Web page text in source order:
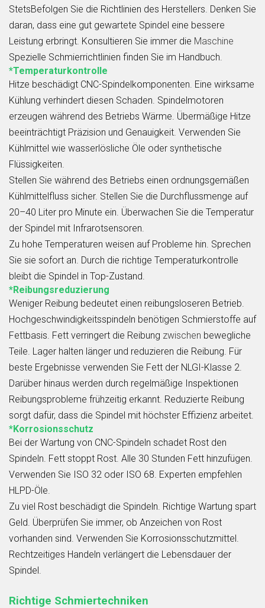
StetsBefolgen Sie die Richtlinien des Herstellers. Denken Sie
daran, dass eine gut gewartete Spindel eine bessere
Leistung erbringt. Konsultieren Sie immer die Maschine
Spezielle Schmierrichtlinien finden Sie im Handbuch.
*Temperaturkontrolle
Hitze beschädigt CNC-Spindelkomponenten. Eine wirksame
Kühlung verhindert diesen Schaden. Spindelmotoren
erzeugen während des Betriebs Wärme. Übermäßige Hitze
beeinträchtigt Präzision und Genauigkeit. Verwenden Sie
Kühlmittel wie wasserlösliche Öle oder synthetische
Flüssigkeiten.
Stellen Sie während des Betriebs einen ordnungsgemäßen
Kühlmittelfluss sicher. Stellen Sie die Durchflussmenge auf
20–40 Liter pro Minute ein. Überwachen Sie die Temperatur
der Spindel mit Infrarotsensoren.
Zu hohe Temperaturen weisen auf Probleme hin. Sprechen
Sie sie sofort an. Durch die richtige Temperaturkontrolle
bleibt die Spindel in Top-Zustand.
*Reibungsreduzierung
Weniger Reibung bedeutet einen reibungsloseren Betrieb.
Hochgeschwindigkeitsspindeln benötigen Schmierstoffe auf
Fettbasis. Fett verringert die Reibung zwischen bewegliche
Teile. Lager halten länger und reduzieren die Reibung. Für
beste Ergebnisse verwenden Sie Fett der NLGI-Klasse 2.
Darüber hinaus werden durch regelmäßige Inspektionen
Reibungsprobleme frühzeitig erkannt. Reduzierte Reibung
sorgt dafür, dass die Spindel mit höchster Effizienz arbeitet.
*Korrosionsschutz
Bei der Wartung von CNC-Spindeln schadet Rost den
Spindeln. Fett stoppt Rost. Alle 30 Stunden Fett hinzufügen.
Verwenden Sie ISO 32 oder ISO 68. Experten empfehlen
HLPD-Öle.
Zu viel Rost beschädigt die Spindeln. Richtige Wartung spart
Geld. Überprüfen Sie immer, ob Anzeichen von Rost
vorhanden sind. Verwenden Sie Korrosionsschutzmittel.
Rechtzeitiges Handeln verlängert die Lebensdauer der
Spindel.
Richtige Schmiertechniken